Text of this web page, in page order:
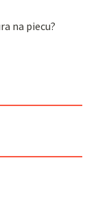
na piecu?